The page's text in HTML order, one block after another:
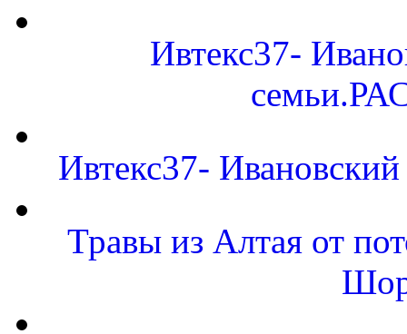
Ивтекс37-
Ивтекс37-
Травы из Алтая от